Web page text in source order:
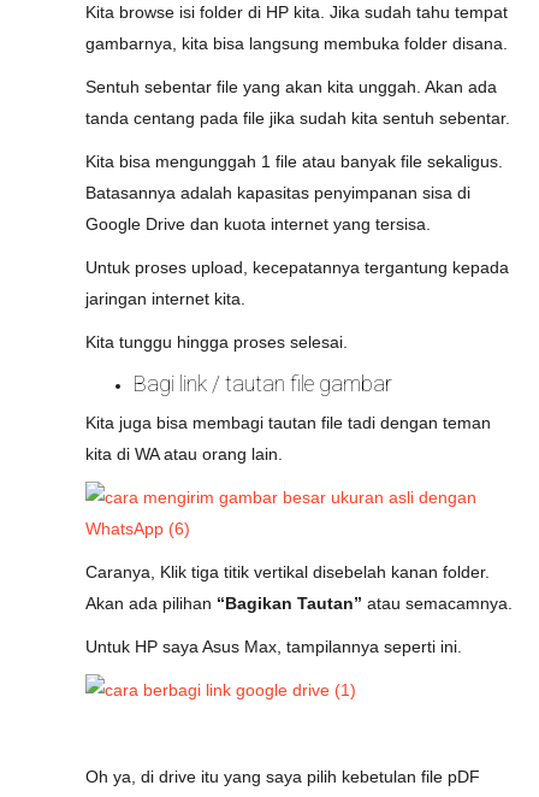
Kita browse isi folder di HP kita. Jika sudah tahu tempat
gambarnya, kita bisa langsung membuka folder disana.
Sentuh sebentar file yang akan kita unggah. Akan ada
tanda centang pada file jika sudah kita sentuh sebentar.
Kita bisa mengunggah 1 file atau banyak file sekaligus.
Batasannya adalah kapasitas penyimpanan sisa di
Google Drive dan kuota internet yang tersisa.
Untuk proses upload, kecepatannya tergantung kepada
jaringan internet kita.
Kita tunggu hingga proses selesai.
Bagi link / tautan file gambar
Kita juga bisa membagi tautan file tadi dengan teman
kita di WA atau orang lain.
Caranya, Klik tiga titik vertikal disebelah kanan folder.
Akan ada pilihan “Bagikan Tautan” atau semacamnya.
Untuk HP saya Asus Max, tampilannya seperti ini.
Oh ya, di drive itu yang saya pilih kebetulan file pDF